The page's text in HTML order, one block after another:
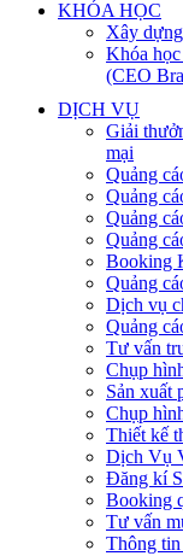
KHÓA HỌC
Xây
Khóa
(CEO
DỊCH VỤ
Giải
mại
Quảng
Quảng
Quảng
Quảng
Booking
Quảng
Dịch vụ
Quảng
Tư vấn
Chụp
Sản xuất
Chụp
Thiết kế
Dịch Vụ
Đăng kí
Booking
Tư vấn
Thông